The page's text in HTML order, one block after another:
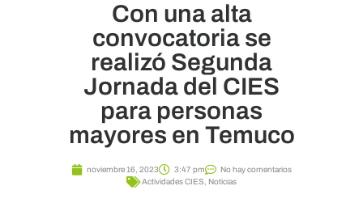
Con una alta
convocatoria se
realizó Segunda
Jornada del CIES
para personas
mayores en Temuco
noviembre 16, 2023 3:47 pm
No hay comentarios
Actividades CIES
Noticias